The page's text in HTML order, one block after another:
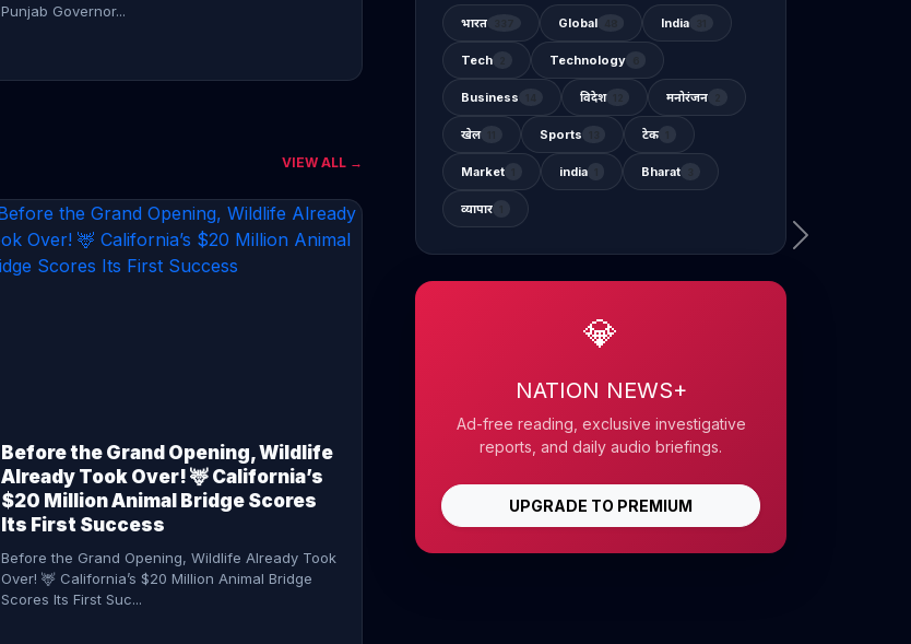
Punjab Governor...
CONTINUE READING →
VIEW ALL →
Before the Grand Opening, Wildlife
Already Took Over! 🦌 California’s
$20 Million Animal Bridge Scores
Its First Success
Before the Grand Opening, Wildlife Already Took
Over! 🦌 California’s $20 Million Animal Bridge
Scores Its First Suc...
भारत Global India
Tech Technology
Business विदेश मनोरंजन
खेल Sports टेक
Market india Bharat
व्यापार
💎
NATION NEWS+
Ad-free reading, exclusive investigative
reports, and daily audio briefings.
UPGRADE TO PREMIUM